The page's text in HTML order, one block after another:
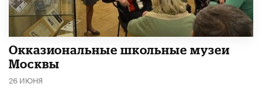
​Окказиональные школьные музеи
Москвы
26 ИЮНЯ